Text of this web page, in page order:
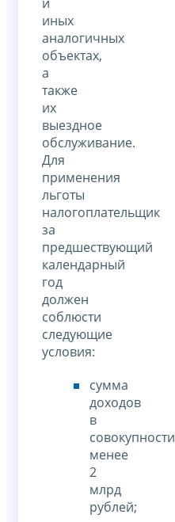
иных
аналогичных
объектах,
а
также
их
выездное
обслуживание.
Для
применения
льготы
налогоплательщик
за
предшествующий
календарный
год
должен
соблюсти
следующие
условия:
сумма
доходов
в
совокупности
менее
2
млрд
рублей;